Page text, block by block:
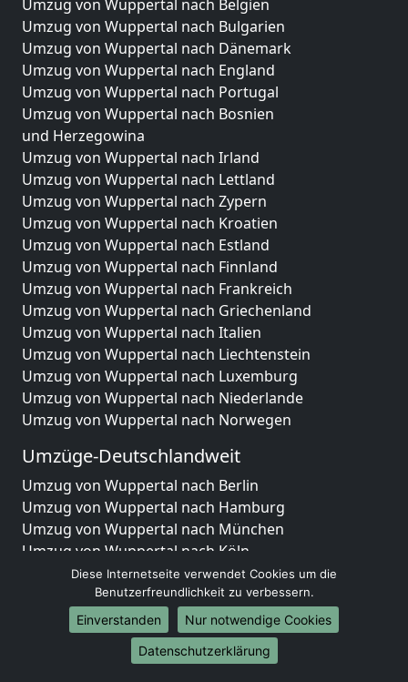
Umzug von Wuppertal nach Belgien
Umzug von Wuppertal nach Bulgarien
Umzug von Wuppertal nach Dänemark
Umzug von Wuppertal nach England
Umzug von Wuppertal nach Portugal
Umzug von Wuppertal nach Bosnien
und Herzegowina
Umzug von Wuppertal nach Irland
Umzug von Wuppertal nach Lettland
Umzug von Wuppertal nach Zypern
Umzug von Wuppertal nach Kroatien
Umzug von Wuppertal nach Estland
Umzug von Wuppertal nach Finnland
Umzug von Wuppertal nach Frankreich
Umzug von Wuppertal nach Griechenland
Umzug von Wuppertal nach Italien
Umzug von Wuppertal nach Liechtenstein
Umzug von Wuppertal nach Luxemburg
Umzug von Wuppertal nach Niederlande
Umzug von Wuppertal nach Norwegen
Umzüge-Deutschlandweit
Umzug von Wuppertal nach Berlin
Umzug von Wuppertal nach Hamburg
Umzug von Wuppertal nach München
Umzug von Wuppertal nach Köln
Umzug von Wuppertal nach Frankfurt am Main
Umzug von Wuppertal nach Stuttgart
Umzug von Wuppertal nach Düsseldorf
Umzug von Wuppertal nach Leipzig
Umzug von Wuppertal nach Dortmund
Diese Internetseite verwendet Cookies um die
Benutzerfreundlichkeit zu verbessern.
Einverstanden
Nur notwendige Cookies
Datenschutzerklärung